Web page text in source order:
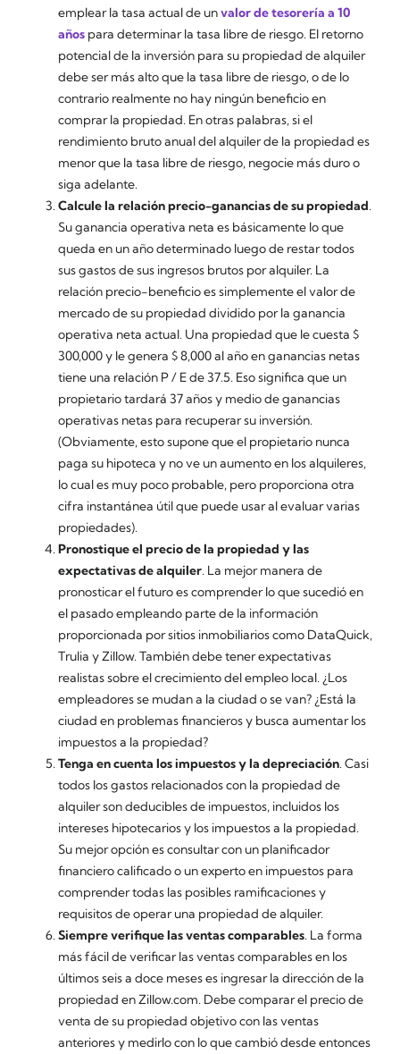
emplear la tasa actual de unvalor de tesorería a 10
años para determinar la tasa libre de riesgo. El retorno
potencial de la inversión para su propiedad de alquiler
debe ser más alto que la tasa libre de riesgo, o de lo
contrario realmente no hay ningún beneficio en
comprar la propiedad. En otras palabras, si el
rendimiento bruto anual del alquiler de la propiedad es
menor que la tasa libre de riesgo, negocie más duro o
siga adelante.
Calcule la relación precio-ganancias de su propiedad.
Su ganancia operativa neta es básicamente lo que
queda en un año determinado luego de restar todos
sus gastos de sus ingresos brutos por alquiler. La
relación precio-beneficio es simplemente el valor de
mercado de su propiedad dividido por la ganancia
operativa neta actual. Una propiedad que le cuesta $
300,000 y le genera $ 8,000 al año en ganancias netas
tiene una relación P / E de 37.5. Eso significa que un
propietario tardará 37 años y medio de ganancias
operativas netas para recuperar su inversión.
(Obviamente, esto supone que el propietario nunca
paga su hipoteca y no ve un aumento en los alquileres,
lo cual es muy poco probable, pero proporciona otra
cifra instantánea útil que puede usar al evaluar varias
propiedades).
Pronostique el precio de la propiedad y las
expectativas de alquiler. La mejor manera de
pronosticar el futuro es comprender lo que sucedió en
el pasado empleando parte de la información
proporcionada por sitios inmobiliarios como DataQuick,
Trulia y Zillow. También debe tener expectativas
realistas sobre el crecimiento del empleo local. ¿Los
empleadores se mudan a la ciudad o se van? ¿Está la
ciudad en problemas financieros y busca aumentar los
impuestos a la propiedad?
Tenga en cuenta los impuestos y la depreciación. Casi
todos los gastos relacionados con la propiedad de
alquiler son deducibles de impuestos, incluidos los
intereses hipotecarios y los impuestos a la propiedad.
Su mejor opción es consultar con un planificador
financiero calificado o un experto en impuestos para
comprender todas las posibles ramificaciones y
requisitos de operar una propiedad de alquiler.
Siempre verifique las ventas comparables. La forma
más fácil de verificar las ventas comparables en los
últimos seis a doce meses es ingresar la dirección de la
propiedad en Zillow.com. Debe comparar el precio de
venta de su propiedad objetivo con las ventas
anteriores y medirlo con lo que cambió desde entonces